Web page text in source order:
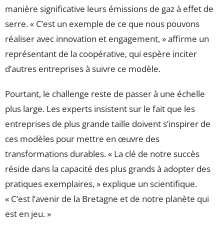
manière significative leurs émissions de gaz à effet de
serre. « C’est un exemple de ce que nous pouvons
réaliser avec innovation et engagement, » affirme un
représentant de la coopérative, qui espère inciter
d’autres entreprises à suivre ce modèle.
Pourtant, le challenge reste de passer à une échelle
plus large. Les experts insistent sur le fait que les
entreprises de plus grande taille doivent s’inspirer de
ces modèles pour mettre en œuvre des
transformations durables. « La clé de notre succès
réside dans la capacité des plus grands à adopter des
pratiques exemplaires, » explique un scientifique.
« C’est l’avenir de la Bretagne et de notre planète qui
est en jeu. »